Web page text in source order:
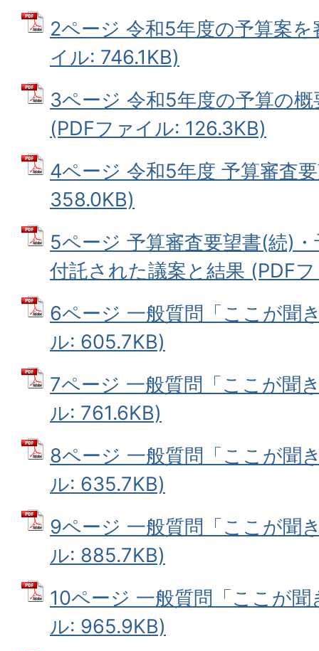
2ページ 令和5年度の予算案
イル: 746.1KB)
3ページ 令和5年度の予算の
(PDFファイル: 126.3KB)
4ページ 令和5年度 予算審査
358.0KB)
5ページ 予算審査要望書(続)
付託された議案と結果 (PDF
6ページ 一般質問「ここが聞
ル: 605.7KB)
7ページ 一般質問「ここが聞
ル: 761.6KB)
8ページ 一般質問「ここが聞
ル: 635.7KB)
9ページ 一般質問「ここが聞
ル: 885.7KB)
10ページ 一般質問「ここが
ル: 965.9KB)